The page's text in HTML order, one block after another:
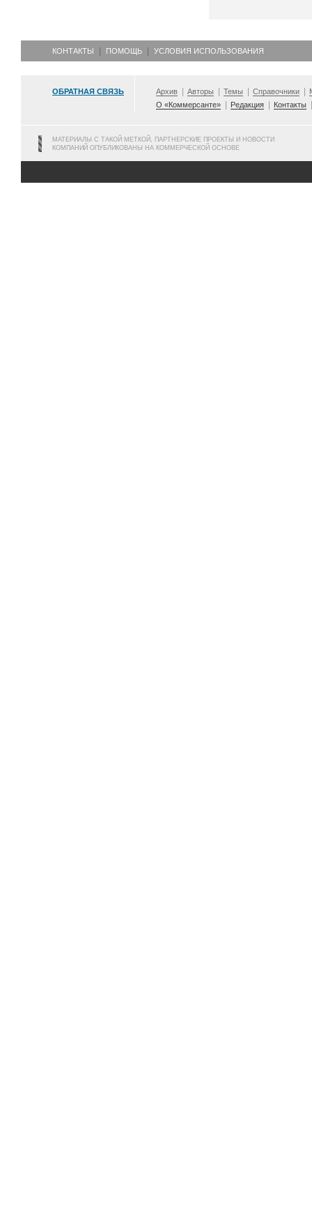
КОНТАКТЫ ПОМОЩЬ УСЛОВИЯ ИСПОЛЬЗОВАНИЯ
ОБРАТНАЯ СВЯЗЬ Архив Авторы Темы Справочники
О «Коммерсанте»
Редакция Контакты
МАТЕРИАЛЫ С ТАКОЙ МЕТКОЙ, ПАРТНЕРСКИЕ ПРОЕКТЫ И НОВОСТИ
КОМПАНИЙ ОПУБЛИКОВАНЫ НА КОММЕРЧЕСКОЙ ОСНОВЕ